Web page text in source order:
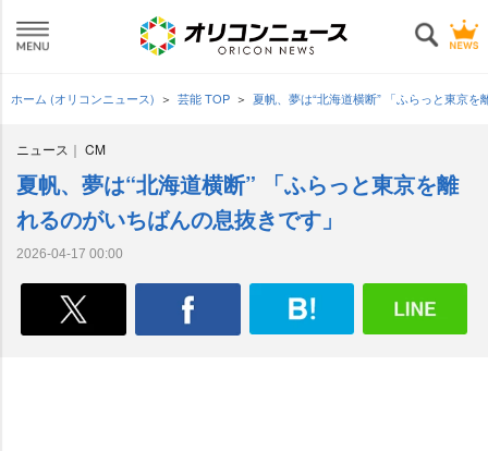
ホーム (オリコンニュース) 芸能 TOP 夏帆、夢は“北海道横断” 「ふらっと東京
ニュース CM
夏帆、夢は“北海道横断” 「ふらっと東京を離
れるのがいちばんの息抜きです」
2026-04-17 00:00